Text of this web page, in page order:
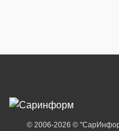
© 2006-2026 ©